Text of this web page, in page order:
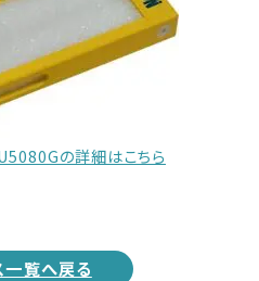
の詳細はこちら
一覧へ戻る